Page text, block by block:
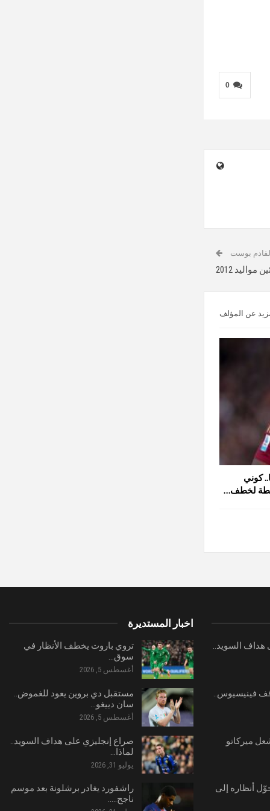
0
بوست
عن المؤلف
كوني
خطة لخطف…
هداف السويد..
فينيسيوس..
ميركاتو
أنظاره إلى
اخبار المستديرة
تروي باروت يخطف الأنظار في
سوق…
أغسطس 5, 2026
مستقبل دي بروين يعود للغموض..
سان دييغو…
أغسطس 5, 2026
صراع إنجليزي على هداف السويد..
لماذا…
يوليو 31, 2026
راشفورد يغادر برشلونة بعد موسم
ناجح..…